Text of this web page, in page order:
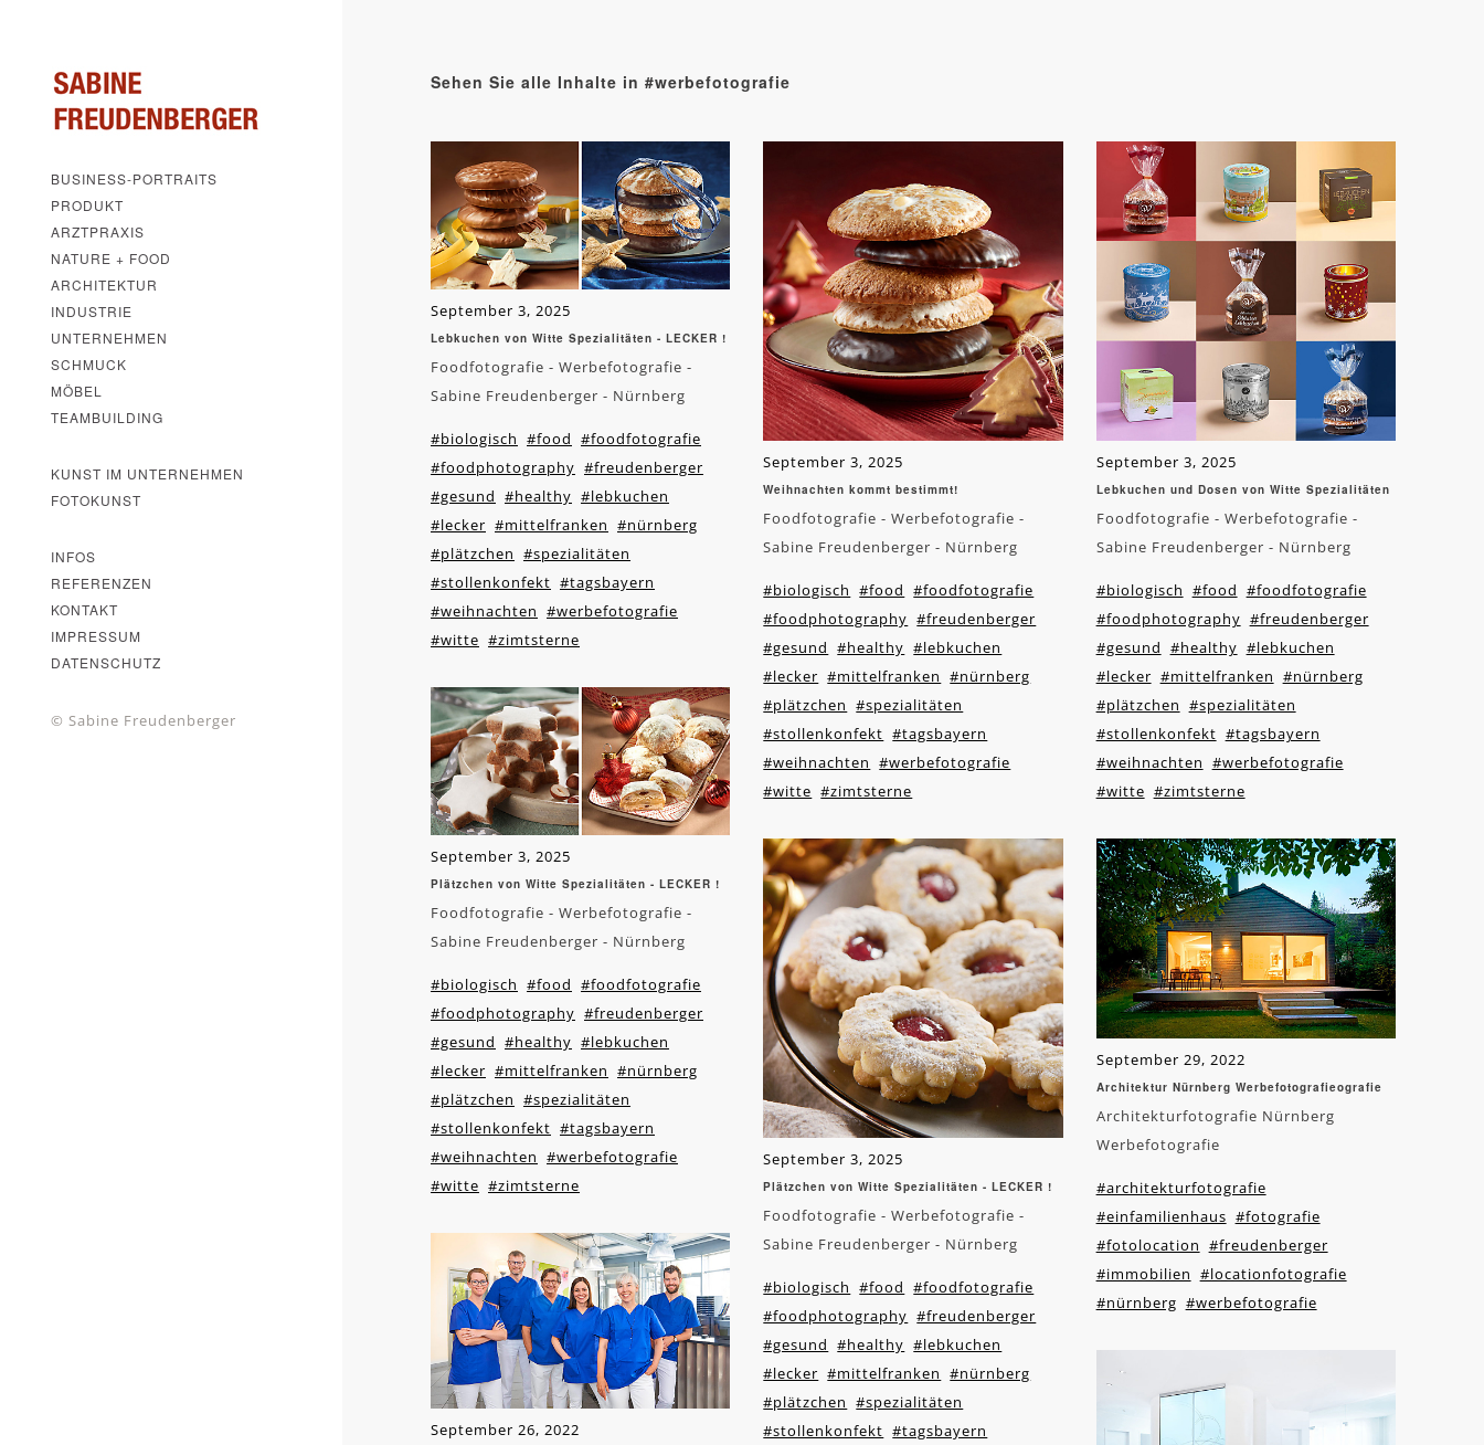
BUSINESS-PORTRAITS
PRODUKT
ARZTPRAXIS
NATURE + FOOD
ARCHITEKTUR
INDUSTRIE
UNTERNEHMEN
SCHMUCK
MÖBEL
TEAMBUILDING
KUNST IM UNTERNEHMEN
FOTOKUNST
INFOS
REFERENZEN
KONTAKT
IMPRESSUM
DATENSCHUTZ
© Sabine Freudenberger
Sehen Sie alle Inhalte in #werbefotografie
September 3, 2025
Lebkuchen von Witte Spezialitäten - LECKER !
Foodfotografie - Werbefotografie -
Sabine Freudenberger - Nürnberg
#biologisch #food #foodfotografie
#foodphotography #freudenberger
#gesund #healthy #lebkuchen
#lecker #mittelfranken #nürnberg
#plätzchen #spezialitäten
#stollenkonfekt #tagsbayern
#weihnachten #werbefotografie
#witte #zimtsterne
September 3, 2025
Plätzchen von Witte Spezialitäten - LECKER !
Foodfotografie - Werbefotografie -
Sabine Freudenberger - Nürnberg
#biologisch #food #foodfotografie
#foodphotography #freudenberger
#gesund #healthy #lebkuchen
#lecker #mittelfranken #nürnberg
#plätzchen #spezialitäten
#stollenkonfekt #tagsbayern
#weihnachten #werbefotografie
#witte #zimtsterne
September 26, 2022
September 3, 2025
Weihnachten kommt bestimmt!
Foodfotografie - Werbefotografie -
Sabine Freudenberger - Nürnberg
#biologisch #food #foodfotografie
#foodphotography #freudenberger
#gesund #healthy #lebkuchen
#lecker #mittelfranken #nürnberg
#plätzchen #spezialitäten
#stollenkonfekt #tagsbayern
#weihnachten #werbefotografie
#witte #zimtsterne
September 3, 2025
Plätzchen von Witte Spezialitäten - LECKER !
Foodfotografie - Werbefotografie -
Sabine Freudenberger - Nürnberg
#biologisch #food #foodfotografie
#foodphotography #freudenberger
#gesund #healthy #lebkuchen
#lecker #mittelfranken #nürnberg
#plätzchen #spezialitäten
#stollenkonfekt #tagsbayern
September 3, 2025
Lebkuchen und Dosen von Witte Spezialitäten
Foodfotografie - Werbefotografie -
Sabine Freudenberger - Nürnberg
#biologisch #food #foodfotografie
#foodphotography #freudenberger
#gesund #healthy #lebkuchen
#lecker #mittelfranken #nürnberg
#plätzchen #spezialitäten
#stollenkonfekt #tagsbayern
#weihnachten #werbefotografie
#witte #zimtsterne
September 29, 2022
Architektur Nürnberg Werbefotografieografie
Architekturfotografie Nürnberg
Werbefotografie
#architekturfotografie
#einfamilienhaus #fotografie
#fotolocation #freudenberger
#immobilien #locationfotografie
#nürnberg #werbefotografie